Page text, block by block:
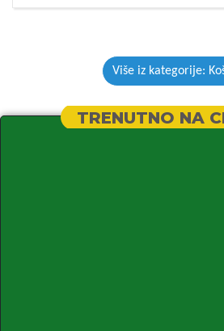
Više iz kategorije:
TRENUTNO NA